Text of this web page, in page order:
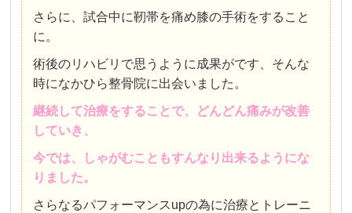
さらに、試合中に靭帯を痛め膝の手術をすること
に。
術後のリハビリで思うように成果がです、そんな
時になかひら整骨院に出会いました。
継続して治療をすることで、どんどん痛みが改善
していき、
今では、しゃがむこともすんなり出来るようにな
りました。
さらなるパフォーマンスupの為に治療とトレーニ